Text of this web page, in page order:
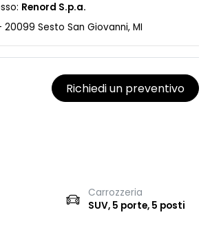
Renord S.p.a.
20099 Sesto San Giovanni, MI
Richiedi un preventivo
Carrozzeria
SUV, 5 porte, 5 posti